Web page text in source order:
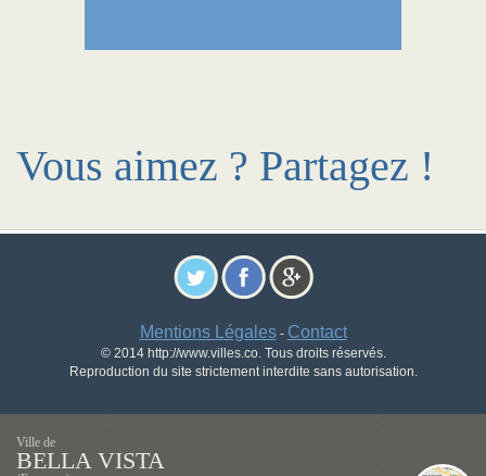
Vous aimez ? Partagez !
Mentions Légales- Contact
© 2014 http://www.villes.co. Tous droits réservés.
Reproduction du site strictement interdite sans autorisation.
Ville de
BELLA VISTA